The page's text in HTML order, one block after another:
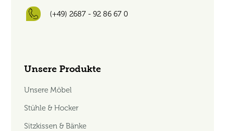
(+49) 2687 - 92 86 67 0
Unsere Produkte
Unsere Möbel
Stühle & Hocker
Sitzkissen & Bänke